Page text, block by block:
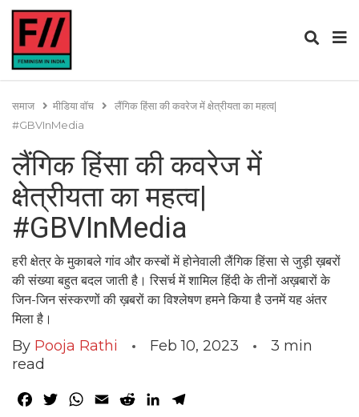
समाज मीडिया वॉच
लैंगिक हिंसा की कवरेज में क्षेत्रीयता का महत्व|
#GBVInMedia
लैंगिक हिंसा की कवरेज में
क्षेत्रीयता का महत्व|
#GBVInMedia
हरी क्षेत्र के मुकाबले गांव और कस्बों में होनेवाली लैंगिक हिंसा से जुड़ी ख़बरों
की संख्या बहुत बदल जाती है। रिसर्च में शामिल हिंदी के तीनों अख़बारों के
जिन-जिन संस्करणों की ख़बरों का विश्लेषण हमने किया है उनमें यह अंतर
मिला है।
By Pooja Rathi Feb 10, 2023 3 min
read
Facebook
TwitterWhatsApp
Email RedditLinkedIn